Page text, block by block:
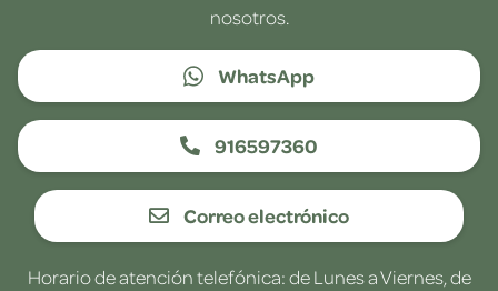
nosotros.
WhatsApp
916597360
Correo electrónico
Horario de atención telefónica: de Lunes a Viernes, de